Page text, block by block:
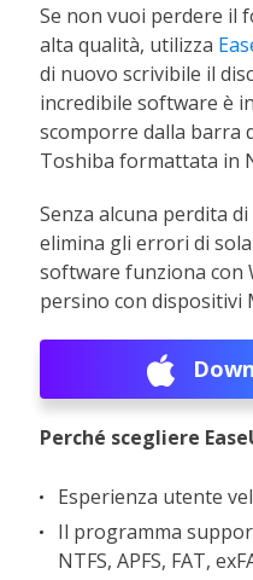
Se non vuoi perdere il
alta qualità, utilizza
di nuovo scrivibile il
incredibile software è
scomporre dalla barra
Toshiba formattata in
Senza alcuna perdita
elimina gli errori di
software funziona con
persino con dispositivi
Perché scegliere
Esperienza utente
Il programma
NTFS, APFS, FAT,